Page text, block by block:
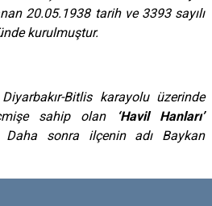
20.05.1938 tarih ve 3393 sayılı
kurulmuştur.
Bitlis karayolu üzerinde
sahip olan
‘Havil Hanları’
Daha sonra ilçenin adı Baykan